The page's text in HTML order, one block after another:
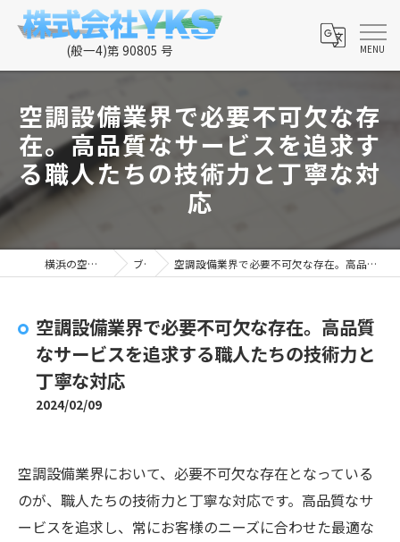
空調設備業界で必要不可欠な存
在。高品質なサービスを追求す
る職人たちの技術力と丁寧な対
応
横浜の空調なら株式会社YKS ブログ 空調設備業界で必要不可欠な存在。高品質なサービスを追求する職人たちの技術力と丁寧な対応
空調設備業界で必要不可欠な存在。高品質
なサービスを追求する職人たちの技術力と
丁寧な対応
2024/02/09
空調設備業界において、必要不可欠な存在となっている
のが、職人たちの技術力と丁寧な対応です。高品質なサ
ービスを追求し、常にお客様のニーズに合わせた最適な